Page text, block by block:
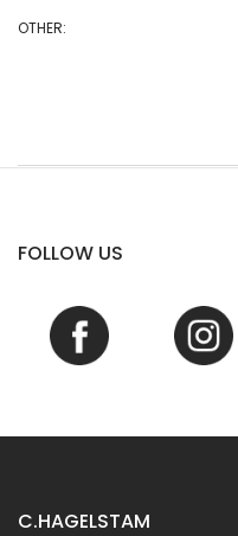
OTHER:
FOLLOW US
C.HAGELSTAM